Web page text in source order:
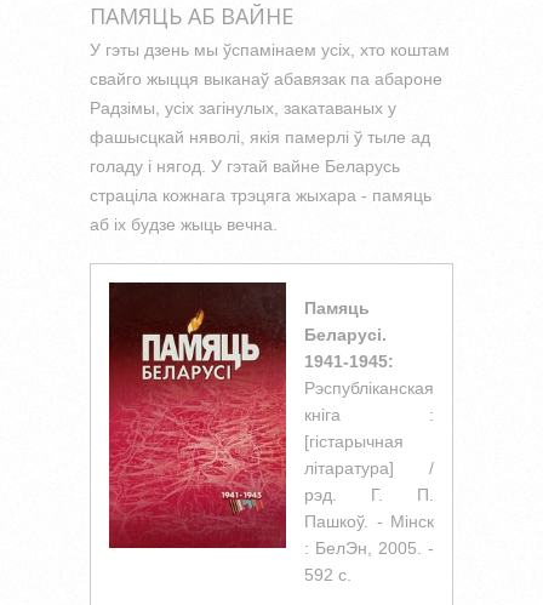
ПАМЯЦЬ АБ ВАЙНЕ
У гэты дзень мы ўспамінаем усіх, хто коштам
свайго жыцця выканаў абавязак па абароне
Радзімы, усіх загінулых, закатаваных у
фашысцкай няволі, якія памерлі ў тыле ад
голаду і нягод. У гэтай вайне Беларусь
страціла кожнага трэцяга жыхара - памяць
аб іх будзе жыць вечна.
Памяць
Беларусi.
1941-1945:
Рэспублiканская
кнiга :
[гістарычная
літаратура] /
рэд. Г. П.
Пашкоў. - Мiнск
: БелЭн, 2005. -
592 с.